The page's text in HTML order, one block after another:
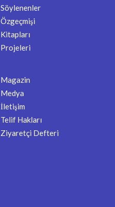
Söylenenler
Özgeçmişi
Kitapları
Projeleri
Magazin
Medya
İletişim
Telif Hakları
Ziyaretçi Defteri